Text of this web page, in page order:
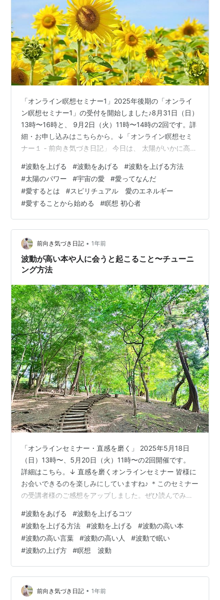
「オンライン瞑想セミナー1」2025年後期の「オンライ
ン瞑想セミナー1」の受付を開始しました♪8月31日（日）
13時〜16時と、 9月2日（火）11時〜14時の2回です。詳
細・お申し込みはこちらから。↓「オンライン瞑想セミ
ナー１ - 前向き気づき日記」 今日は、 太陽がいかに高い
ての愛のレベルについて、 自分の愛のレベル＝波動を上
げるために まず何をすればいいか？についてなどを、 わ
かりやすい例を使いながら お話ししたいと思います。 い
きなり完璧な愛を生きられなくても 大丈夫です(^^) この
お話を読むと 安心して今の自分から一歩成長してい…
#波動を上げる #波動をあげる #波動を上げる方法
#太陽のパワー #宇宙の愛 #愛ってなんだ
#愛するとは #スピリチュアル 愛のエネルギー
#愛することから始める #瞑想 初心者
前向き気づき日記 • 1年前
波動が高い本や人に会うと起こること〜チューニ
ング方法
「オンラインセミナー・直感を磨く」 2025年5月18日
（日）13時〜、5月20日（火）11時〜の2回開催です。
詳細はこちら。↓ 直感を磨くオンラインセミナー 皆様に
お会いできるのを楽しみにしていますね♪ ＊このセミナー
の受講者様のご感想をアップしました。ぜひ読んでみて
き日記 一昨日から東京に来ています♪ 今回は私には珍し
く毎日予定が入っているのですが、 そんな中、昨日はそ
の合間を縫って、 ちょっとだけ東京お散歩を楽しみまし
た(^^) その時にいた場所の周りを 何も調べずに少し歩く
と、 すぐにやや大きめの公園を発見。 公園に入ってい
く…
#波動をあげる #波動を上げるコツ
#波動を上げる方法 #波動を上げる #波動の高い本
#波動の高い言葉 #波動の高い人 #波動で眠い
#波動の上げ方 #瞑想 波動
前向き気づき日記 • 1年前